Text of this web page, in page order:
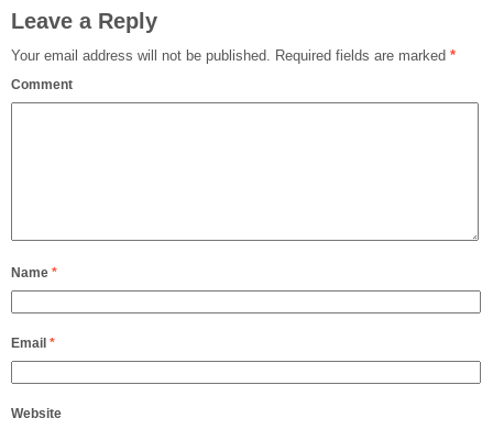
Leave a Reply
Your email address will not be published. Required fields are marked *
Comment
Name *
Email *
Website